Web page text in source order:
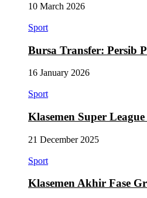
10 March 2026
Sport
Bursa Transfer: Persib
16 January 2026
Sport
Klasemen Super
21 December 2025
Sport
Klasemen Akhir Fase